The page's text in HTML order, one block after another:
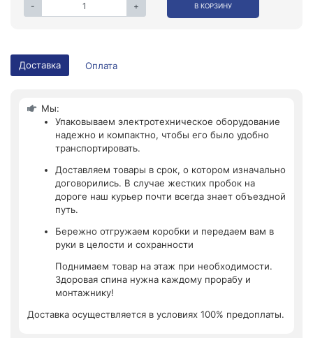
- + В КОРЗИНУ
Доставка Оплата
Мы:
Упаковываем электротехническое оборудование
надежно и компактно, чтобы его было удобно
транспортировать.
Доставляем товары в срок, о котором изначально
договорились. В случае жестких пробок на
дороге наш курьер почти всегда знает объездной
путь.
Бережно отгружаем коробки и передаем вам в
руки в целости и сохранности
Поднимаем товар на этаж при необходимости.
Здоровая спина нужна каждому прорабу и
монтажнику!
Доставка осуществляется в условиях 100% предоплаты.